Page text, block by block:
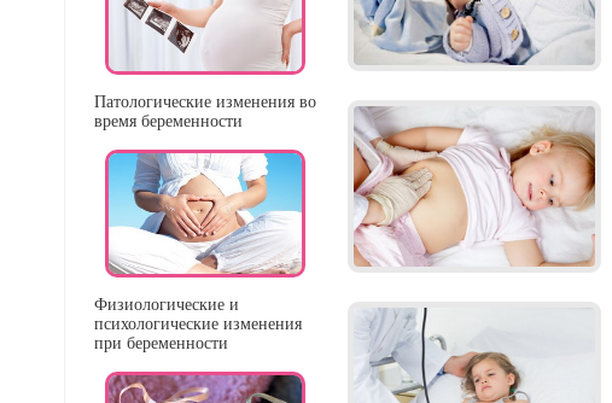
Патологические изменения во
время беременности
Физиологические и
психологические изменения
при беременности